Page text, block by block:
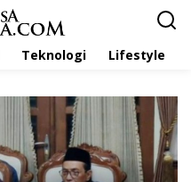
Teknologi Lifestyle